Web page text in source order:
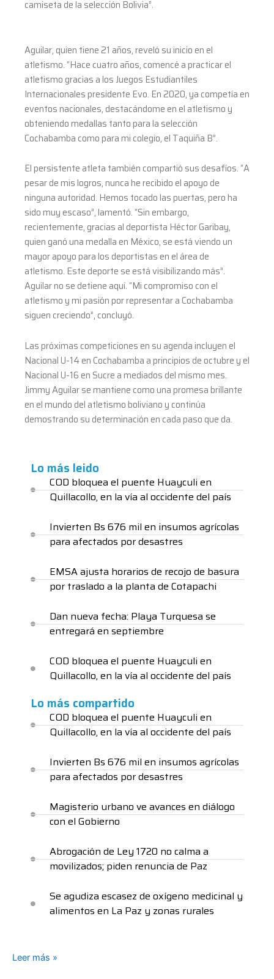
camiseta de la selección Bolivia”.
Aguilar, quien tiene 21 años, reveló su inicio en el
atletismo. “Hace cuatro años, comencé a practicar el
atletismo gracias a los Juegos Estudiantiles
Internacionales presidente Evo. En 2020, ya competía en
eventos nacionales, destacándome en el atletismo y
obteniendo medallas tanto para la selección
Cochabamba como para mi colegio, el Taquiña B”.
El persistente atleta también compartió sus desafíos. “A
pesar de mis logros, nunca he recibido el apoyo de
ninguna autoridad. Hemos tocado las puertas, pero ha
sido muy escaso”, lamentó. “Sin embargo,
recientemente, gracias al deportista Héctor Garibay,
quien ganó una medalla en México, se está viendo un
mayor apoyo para los deportistas en el área de
atletismo. Este deporte se está visibilizando más”.
Aguilar no se detiene aquí. “Mi compromiso con el
atletismo y mi pasión por representar a Cochabamba
siguen creciendo”, concluyó.
Las próximas competiciones en su agenda incluyen el
Nacional U-14 en Cochabamba a principios de octubre y el
Nacional U-16 en Sucre a mediados del mismo mes.
Jimmy Aguilar se mantiene como una promesa brillante
en el mundo del atletismo boliviano y continúa
demostrando su determinación en cada paso que da.
Lo más leido
COD bloquea el puente Huayculi en
Quillacollo, en la vía al occidente del país
Invierten Bs 676 mil en insumos agrícolas
para afectados por desastres
EMSA ajusta horarios de recojo de basura
por traslado a la planta de Cotapachi
Dan nueva fecha: Playa Turquesa se
entregará en septiembre
COD bloquea el puente Huayculi en
Quillacollo, en la vía al occidente del país
Lo más compartido
COD bloquea el puente Huayculi en
Quillacollo, en la vía al occidente del país
Invierten Bs 676 mil en insumos agrícolas
para afectados por desastres
Magisterio urbano ve avances en diálogo
con el Gobierno
Abrogación de Ley 1720 no calma a
movilizados; piden renuncia de Paz
Se agudiza escasez de oxígeno medicinal y
alimentos en La Paz y zonas rurales
Leer más »